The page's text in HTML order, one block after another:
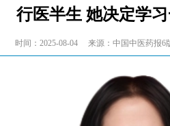
行医半生 她决定学
时间：2025-08-04 来源：中国中医药报6